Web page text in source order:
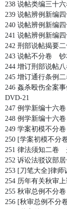
238 说帖类编三十
239 说帖辨例新编
240 说帖辨例新编
241 说帖辨例新编
242 刑部说帖揭要
243 说帖不分卷 钞
244 增订刑部说帖
245 增订通行条例
246 姦杀殴伤全案
DVD-21
247 例学新编十六
248 例学新编十六
249 学案初模不分
250 [学案初模不分
251 律法须知二卷
252 诉讼法驳议部
253 [刀笔大全]律师
254 历年有关秋审
255 秋审总例不分
256 [秋审总例不分